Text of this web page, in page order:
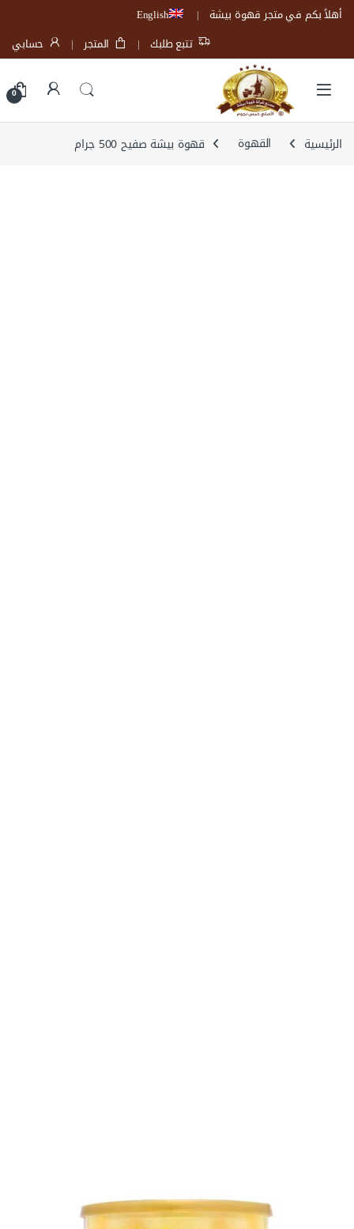
Skip to navigation
Skip to content
أهلاً بكم في متجر قهوة بيشة
English
تتبع طلبك
المتجر حسابي
Open
0
الرئيسية القهوة قهوة بيشة صفيح 500 جرام